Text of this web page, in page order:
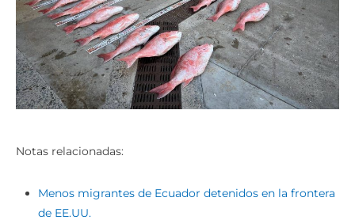
Notas relacionadas:
Menos migrantes de Ecuador detenidos en la frontera
de EE.UU.